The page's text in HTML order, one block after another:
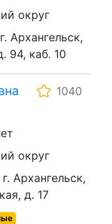
округ
Архангельск,
94, каб. 10
1040
округ
Архангельск,
д. 17